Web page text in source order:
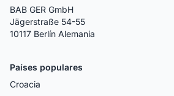
BAB GER GmbH
Jägerstraße 54-55
10117 Berlín Alemania
Países populares
Croacia